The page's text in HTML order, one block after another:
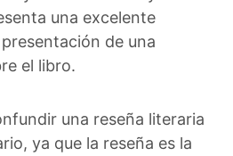
una excelente
de una
el libro.
una reseña literaria
ya que la reseña es la